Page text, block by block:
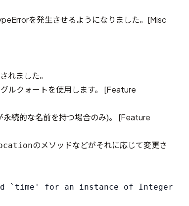
を発生させるようになりました。[Misc
れました。
ルクォートを使用します。 [Feature
続的な名前を持つ場合のみ)。 [Feature
のメソッドなどがそれに応じて変更さ
`time' for an instance of Integer